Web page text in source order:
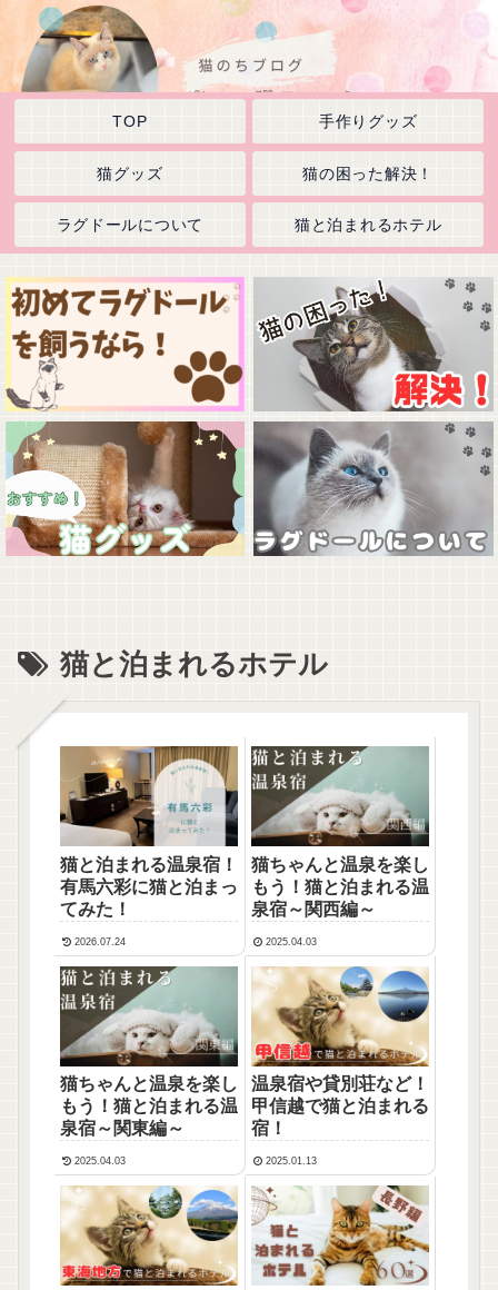
TOP 手作りグッズ
猫グッズ 猫の困った解決！
ラグドールについて 猫と泊まれるホテル
猫と泊まれるホテル
猫と泊まれる温泉宿！
有馬六彩に猫と泊まっ
てみた！
2026.07.24
猫ちゃんと温泉を楽し
もう！猫と泊まれる温
泉宿～関西編～
2025.04.03
猫ちゃんと温泉を楽し
もう！猫と泊まれる温
泉宿～関東編～
2025.04.03
温泉宿や貸別荘など！
甲信越で猫と泊まれる
宿！
2025.01.13